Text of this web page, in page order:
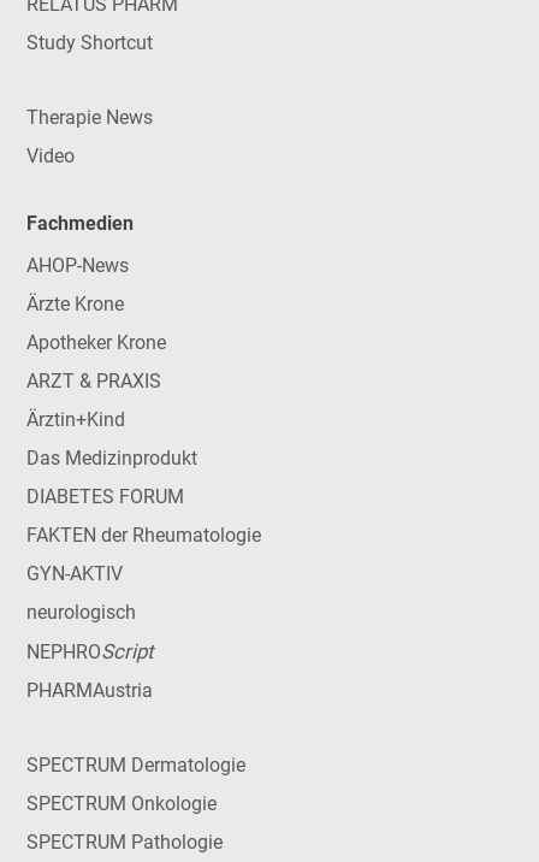
Study Shortcut
Therapie News
Video
Fachmedien
AHOP-News
Ärzte Krone
Apotheker Krone
ARZT & PRAXIS
Ärztin+Kind
Das Medizinprodukt
DIABETES FORUM
FAKTEN der Rheumatologie
GYN-AKTIV
neurologisch
NEPHROScript
PHARMAustria
SPECTRUM Dermatologie
SPECTRUM Onkologie
SPECTRUM Pathologie